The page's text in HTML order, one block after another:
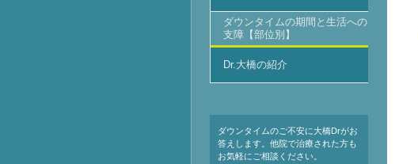
ダウンタイムの期間と生活への
支障【部位別】
Dr.大橋の紹介
ダウンタイムのご不安に大橋Drがお
答えします。他院で治療された方も
お気軽にご相談ください。